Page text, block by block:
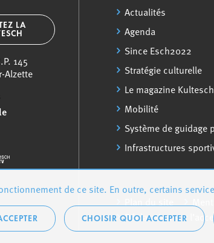
LA
145
Alzette
Actualités
Agenda
Since Esch2022
Stratégie culturelle
Le magazine Kultesch
Mobilité
Système de guidage
Infrastructures
Déclaration sur
de ce site. En outre, certains
CHOISIR QUOI ACCEPTER